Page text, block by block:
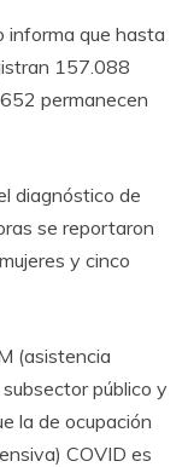
informa que hasta
157.088
permanecen
diagnóstico de
se reportaron
y cinco
(asistencia
público y
la de ocupación
COVID es